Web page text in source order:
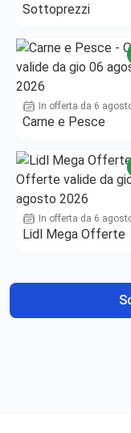
Sottoprezzi
In offerta da 6
Carne e Pesce
In offerta da 6
Lidl Mega Offerte